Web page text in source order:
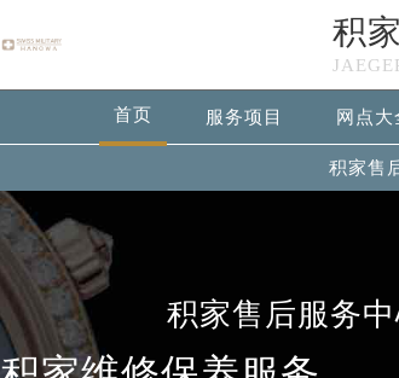
积
首页 服务项目 网点大
积家售
积家售后服务